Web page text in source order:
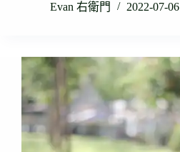
Evan 右衛門
2022-07-06